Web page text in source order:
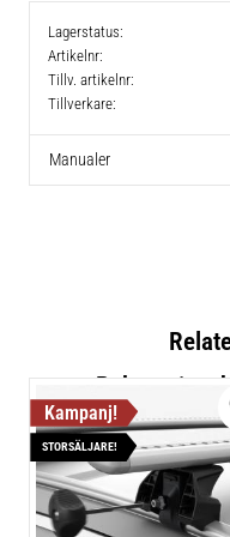
Lagerstatus
Artikelnr
Tillv. artikelnr
Tillverkare
Manualer
Thule
STORSÄLJARE!